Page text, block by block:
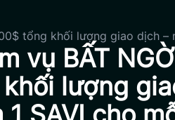
tổng khối lượng giao dịch
vụ BẤT
lượng